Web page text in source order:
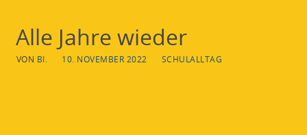
Alle Jahre wieder
VON BI. 10. NOVEMBER 2022 SCHULALLTAG